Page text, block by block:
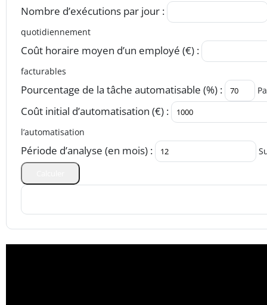
Nombre d’exécutions par jour :
quotidiennement
Coût horaire moyen d’un employé (€) :
facturables
Pourcentage de la tâche automatisable (%) :
Coût initial d’automatisation (€) :
l’automatisation
Période d’analyse (en mois) :